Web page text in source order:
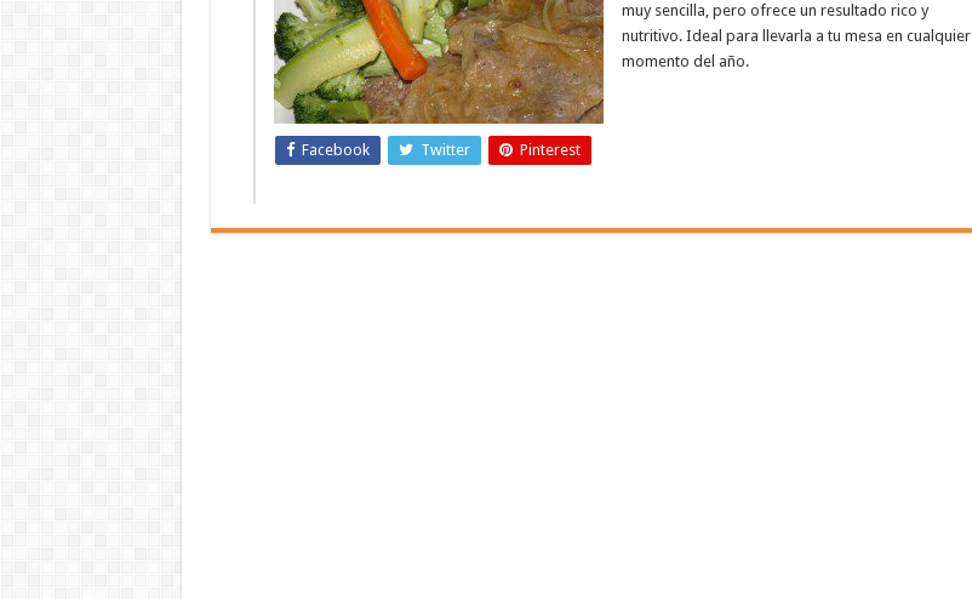
muy sencilla, pero ofrece un resultado rico y
nutritivo. Ideal para llevarla a tu mesa en cualquier
momento del año.
Facebook Twitter Pinterest